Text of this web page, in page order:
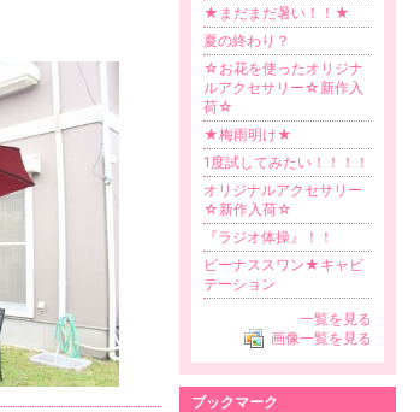
★まだまだ暑い！！★
夏の終わり？
☆お花を使ったオリジナ
ルアクセサリー☆新作入
荷☆
★梅雨明け★
1度試してみたい！！！！
オリジナルアクセサリー
☆新作入荷☆
『ラジオ体操』！！
ビーナススワン★キャビ
テーション
一覧を見る
画像一覧を見る
ブックマーク